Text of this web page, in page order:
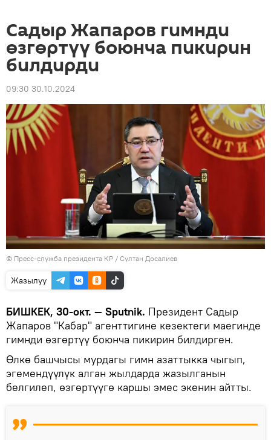
Садыр Жапаров гимнди
өзгөртүү боюнча пикирин
билдирди
09:30 30.10.2024
© Пресс-служба президента КР / Султан Досалиев
Жазылуу
БИШКЕК, 30-окт. — Sputnik. Президент Садыр
Жапаров "Кабар" агенттигине кезектеги маегинде
гимнди өзгөртүү боюнча пикирин билдирген.
Өлкө башчысы мурдагы гимн азаттыкка чыгып,
эгемендүүлүк алган жылдарда жазылганын
белгилеп, өзгөртүүгө каршы эмес экенин айтты.